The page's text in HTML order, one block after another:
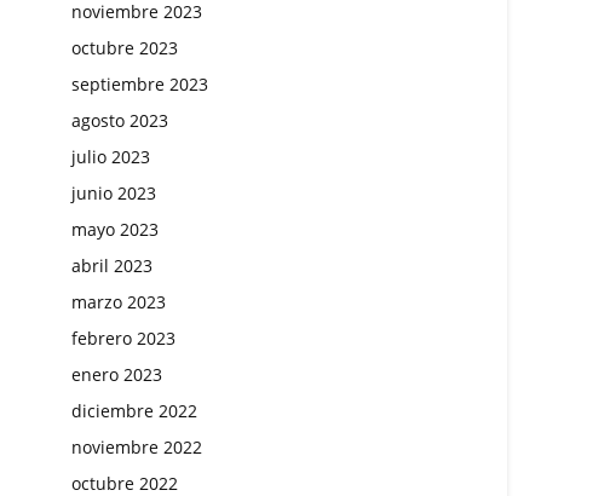
noviembre 2023
octubre 2023
septiembre 2023
agosto 2023
julio 2023
junio 2023
mayo 2023
abril 2023
marzo 2023
febrero 2023
enero 2023
diciembre 2022
noviembre 2022
octubre 2022